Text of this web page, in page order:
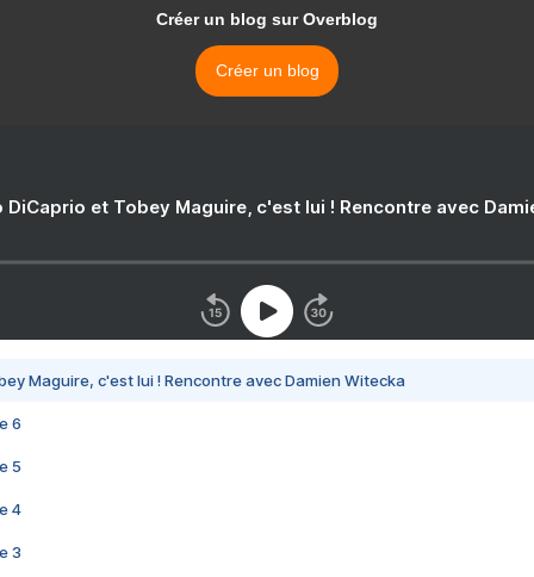
Créer un blog sur Overblog
Créer un blog
DiCaprio et Tobey Maguire, c'est lui ! Rencontre avec
Maguire, c'est lui ! Rencontre avec Damien Witecka
6
5
4
3